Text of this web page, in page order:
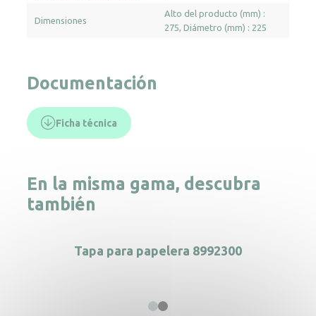
Dimensiones
Alto del producto (mm) :
275 Diámetro (mm) : 225
Documentación
Ficha técnica
En la misma gama, descubra
también
Tapa para papelera 8992300